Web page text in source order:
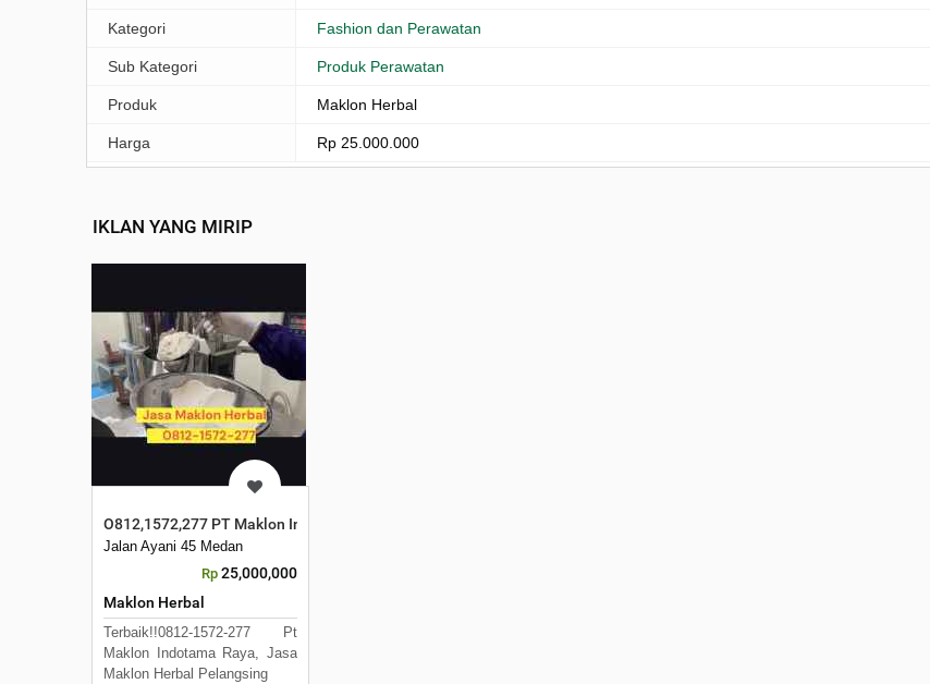
Kategori Fashion dan Perawatan
Sub Kategori Produk Perawatan
Produk Maklon Herbal
Harga Rp 25.000.000
IKLAN YANG MIRIP
O812,1572,277 PT Maklon Indotama RAYA, Jasa Maklon Herbal Medan
Jalan Ayani 45 Medan
Rp 25,000,000
Maklon Herbal
Terbaik!!0812-1572-277 Pt
Maklon Indotama Raya, Jasa
Maklon Herbal Pelangsing